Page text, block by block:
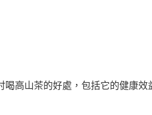
高山茶的好處，包括它的健康效